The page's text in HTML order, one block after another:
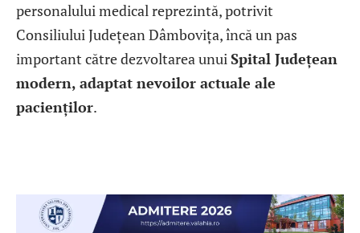
personalului medical reprezintă, potrivit
Consiliului Județean Dâmbovița, încă un pas
important către dezvoltarea unuiSpital Județean
modern, adaptat nevoilor actuale ale
pacienților.